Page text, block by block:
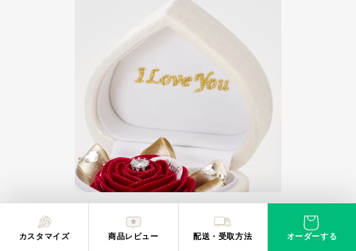
カスタマイズ 商品レビュー 配送・受取方法 オーダーする
ボックス刺繍：内側（メッセージ）